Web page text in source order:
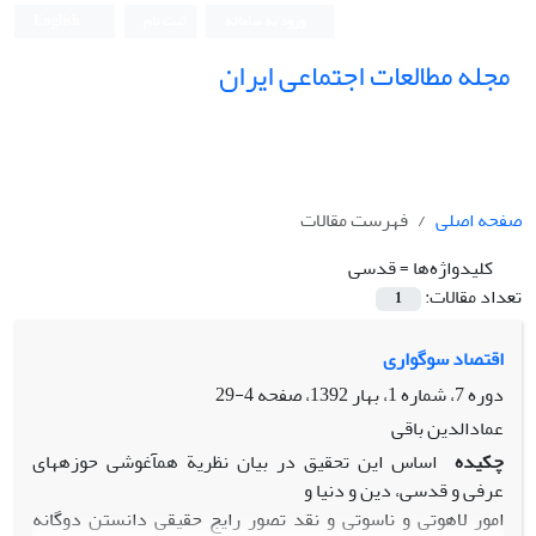
مجله مطالعات اجتماعی ایران
صفحه اصلی
فهرست مقالات
کلیدواژه‌ها =قدسی
تعداد مقالات:
1
اقتصاد سوگواری
دوره 7، شماره 1، بهار 1392، صفحه
4-29
عمادالدین باقی
چکیده اساس این تحقیق در بیان نظریة همآغوشی حوزههای
عرفی و قدسی، دین و دنیا و
امور لاهوتی و ناسوتی و نقد تصور رایج حقیقی دانستن دوگانه